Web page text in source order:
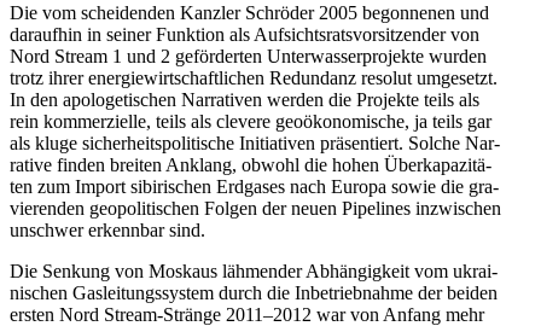
Die vom schei­den­den Kanzler Schrö­der 2005 begon­ne­nen und
dar­auf­hin in seiner Funk­tion als Auf­sichts­rats­vor­sit­zen­der von
Nord Stream 1 und 2 geför­der­ten Unter­was­ser­pro­jekte wurden
trotz ihrer ener­gie­wirt­schaft­li­chen Red­un­danz resolut umge­setzt.
In den apo­lo­ge­ti­schen Nar­ra­ti­ven werden die Pro­jekte teils als
rein kom­mer­zi­elle, teils als clevere geo­öko­no­mi­sche, ja teils gar
als kluge sicher­heits­po­li­ti­sche Initia­ti­ven prä­sen­tiert. Solche Nar­
ra­tive finden breiten Anklang, obwohl die hohen Über­ka­pa­zi­tä­
ten zum Import sibi­ri­schen Erd­ga­ses nach Europa sowie die gra­
vie­ren­den geo­po­li­ti­schen Folgen der neuen Pipe­lines inzwi­schen
unschwer erkenn­bar sind.
Die Senkung von Moskaus läh­men­der Abhän­gig­keit vom ukrai­
ni­schen Gas­lei­tungs­sys­tem durch die Inbe­trieb­nahme der beiden
ersten Nord Stream-Stränge 2011–2012 war von Anfang mehr